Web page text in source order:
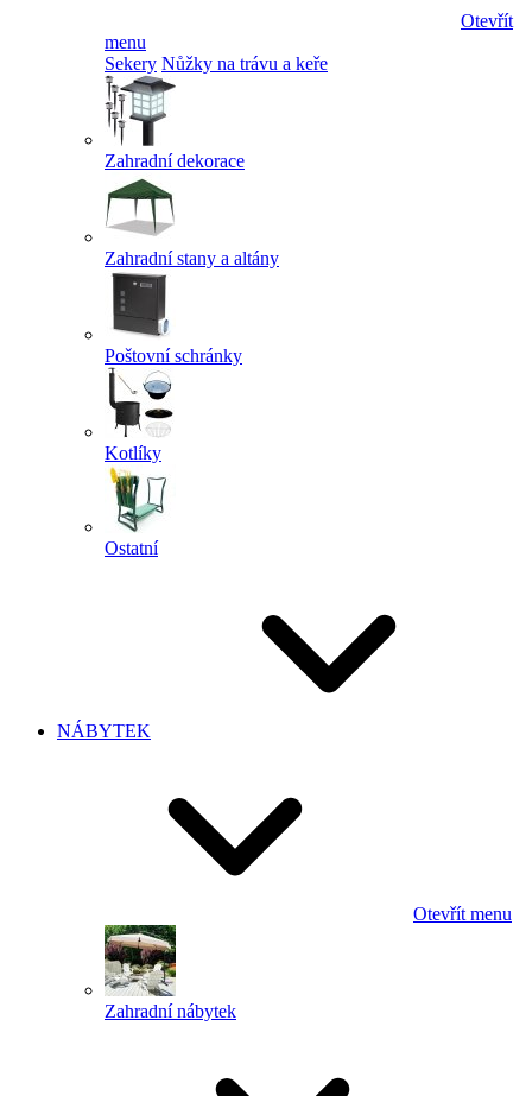
Otevřít
menu
Sekery Nůžky na trávu a keře
Zahradní dekorace
Zahradní stany a altány
Poštovní schránky
Kotlíky
Ostatní
NÁBYTEK
Otevřít menu
Zahradní nábytek